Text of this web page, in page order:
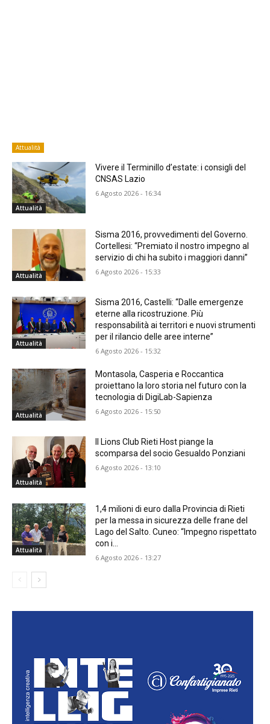
Attualità
Attualità
Vivere il Terminillo d’estate: i consigli del
CNSAS Lazio
6 Agosto 2026 - 16:34
Attualità
Sisma 2016, provvedimenti del Governo.
Cortellesi: “Premiato il nostro impegno al
servizio di chi ha subito i maggiori danni”
6 Agosto 2026 - 15:33
Attualità
Sisma 2016, Castelli: “Dalle emergenze
eterne alla ricostruzione. Più
responsabilità ai territori e nuovi strumenti
per il rilancio delle aree interne”
6 Agosto 2026 - 15:32
Attualità
Montasola, Casperia e Roccantica
proiettano la loro storia nel futuro con la
tecnologia di DigiLab-Sapienza
6 Agosto 2026 - 15:50
Attualità
Il Lions Club Rieti Host piange la
scomparsa del socio Gesualdo Ponziani
6 Agosto 2026 - 13:10
Attualità
1,4 milioni di euro dalla Provincia di Rieti
per la messa in sicurezza delle frane del
Lago del Salto. Cuneo: “Impegno rispettato
con i...
6 Agosto 2026 - 13:27